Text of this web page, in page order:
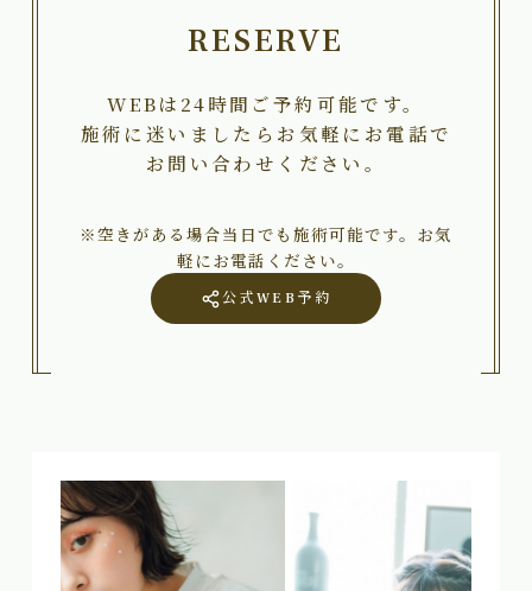
RESERVE
WEBは24時間ご予約可能です。
施術に迷いましたらお気軽にお電話で
お問い合わせください。
※空きがある場合当日でも施術可能です。お気
軽にお電話ください。
公式WEB予約